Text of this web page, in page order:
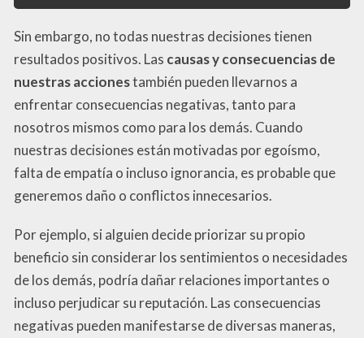
Sin embargo, no todas nuestras decisiones tienen
resultados positivos. Las causas y consecuencias de
nuestras accionestambién pueden llevarnos a
enfrentar consecuencias negativas, tanto para
nosotros mismos como para los demás. Cuando
nuestras decisiones están motivadas por egoísmo,
falta de empatía o incluso ignorancia, es probable que
generemos daño o conflictos innecesarios.
Por ejemplo, si alguien decide priorizar su propio
beneficio sin considerar los sentimientos o necesidades
de los demás, podría dañar relaciones importantes o
incluso perjudicar su reputación. Las consecuencias
negativas pueden manifestarse de diversas maneras,